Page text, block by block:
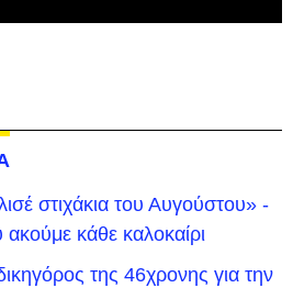
στιχάκια του Αυγούστου» -
κάθε καλοκαίρι
της 46χρονης για την